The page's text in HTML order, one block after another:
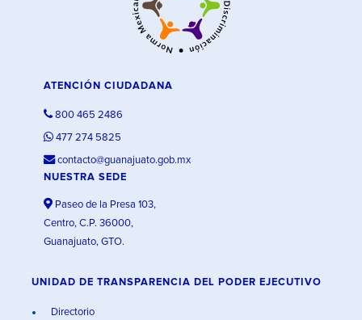
ATENCIÓN CIUDADANA
800 465 2486
477 274 5825
contacto@guanajuato.gob.mx
NUESTRA SEDE
Paseo de la Presa 103,
Centro, C.P. 36000,
Guanajuato, GTO.
UNIDAD DE TRANSPARENCIA DEL PODER EJECUTIVO
Directorio